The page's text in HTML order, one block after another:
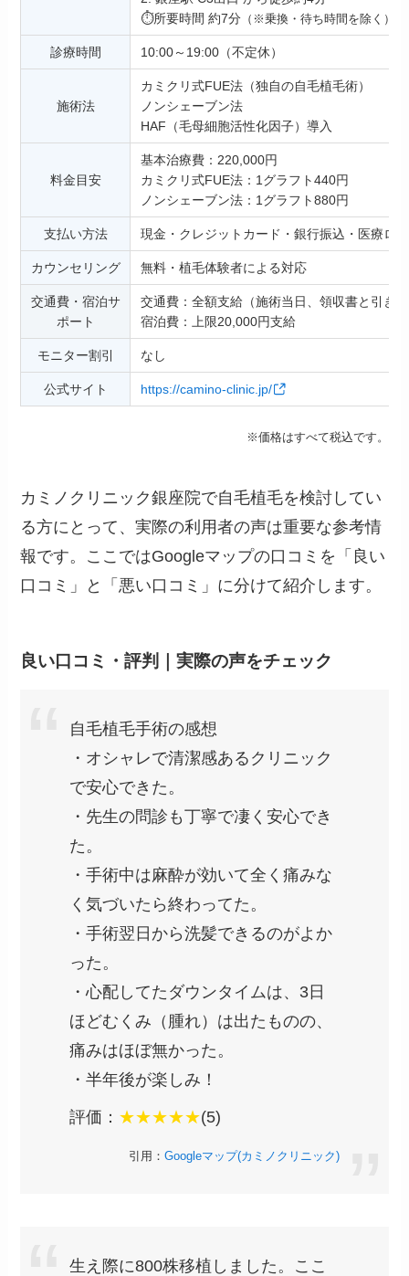
⏱️所要時間 約7分（※乗換・待ち時間を除く）
診療時間 10:00～19:00（不定休）
施術法
カミクリ式FUE法（独自の自毛植毛術）
ノンシェーブン法
HAF（毛母細胞活性化因子）導入
料金目安
基本治療費：220,000円
カミクリ式FUE法：1グラフト440円
ノンシェーブン法：1グラフト880円
支払い方法 現金・クレジットカード・銀行振込・医療ロ
カウンセリング 無料・植毛体験者による対応
交通費・宿泊サ
ポート
交通費：全額支給（施術当日、領収書と引き
宿泊費：上限20,000円支給
モニター割引 なし
公式サイト https://camino-clinic.jp/
※価格はすべて税込です。
カミノクリニック銀座院で自毛植毛を検討してい
る方にとって、実際の利用者の声は重要な参考情
報です。ここではGoogleマップの口コミを「良い
口コミ」と「悪い口コミ」に分けて紹介します。
良い口コミ・評判｜実際の声をチェック
自毛植毛手術の感想
・オシャレで清潔感あるクリニック
で安心できた。
・先生の問診も丁寧で凄く安心でき
た。
・手術中は麻酔が効いて全く痛みな
く気づいたら終わってた。
・手術翌日から洗髪できるのがよか
った。
・心配してたダウンタイムは、3日
ほどむくみ（腫れ）は出たものの、
痛みはほぼ無かった。
・半年後が楽しみ！
評価： ★★★★★(5)
引用： Googleマップ(カミノクリニック)
生え際に800株移植しました。ここ